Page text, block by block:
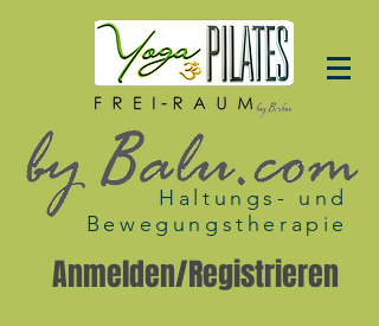
Haltungs- und
Bewegungstherapie
Anmelden/Registrieren